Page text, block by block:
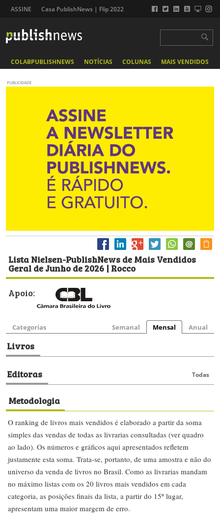
ASSINE Casa PublishNews | Flip 2022
COLABPUBLISHNEWS NOTÍCIAS COLUNAS MAIS VENDIDOS
PUBLICIDADE
Lista Nielsen-PublishNews de Mais Vendidos
Geral de Junho de 2026 | Rocco
Apoio:
Categorias Semanal Mensal Anual
Livros
Editoras Todas
Metodologia
O ranking de livros mais vendidos é elaborado a partir da soma
simples das vendas de todas as livrarias consultadas (ver quadro
ao lado). Os números e gráficos aqui apresentados refletem
justamente esta soma. Trata-se, portanto, de uma amostra e não do
universo da venda de livros no Brasil. Como as livrarias mandam
no máximo listas com os 20 livros mais vendidos em cada
categoria, as posições finais da lista, a partir do 15º lugar,
apresentam uma maior margem de erro.